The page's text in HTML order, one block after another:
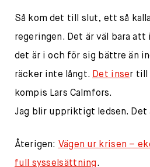
Så kom det till slut, ett så
regeringen. Det är väl bara att
det är i och för sig bättre än
räcker inte långt. Det inser till
kompis Lars Calmfors.
Jag blir uppriktigt ledsen. Det
Återigen: Vägen ur krisen –
full sysselsättning.